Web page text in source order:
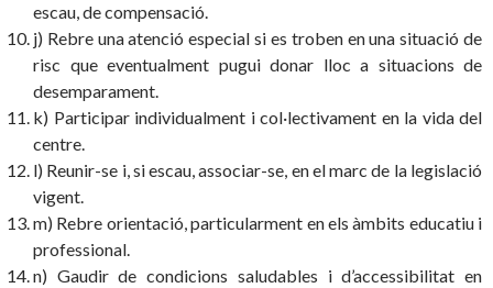
escau, de compensació.
j) Rebre una atenció especial si es troben en una situació de
risc que eventualment pugui donar lloc a situacions de
desemparament.
k) Participar individualment i col·lectivament en la vida del
centre.
l) Reunir-se i, si escau, associar-se, en el marc de la legislació
vigent.
m) Rebre orientació, particularment en els àmbits educatiu i
professional.
n) Gaudir de condicions saludables i d’accessibilitat en